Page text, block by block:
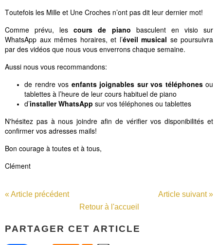
Toutefois les Mille et Une Croches n’ont pas dit leur dernier mot!
Comme prévu, lescours de piano basculent en visio sur
WhatsApp aux mêmes horaires, et l’éveil musical se poursuivra
par des vidéos que nous vous enverrons chaque semaine.
Aussi nous vous recommandons:
de rendre vos enfants joignables sur vos téléphonesou
tablettes à l’heure de leur cours habituel de piano
d’installer WhatsApp sur vos téléphones ou tablettes
N'hésitez pas à nous joindre afin de vérifier vos disponibilités et
confirmer vos adresses mails!
Bon courage à toutes et à tous,
Clément
« Article précédent
Article suivant »
Retour à l'accueil
PARTAGER CET ARTICLE